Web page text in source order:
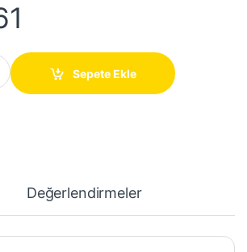
40x60x2mm quantity
Sepete Ekle
Değerlendirmeler